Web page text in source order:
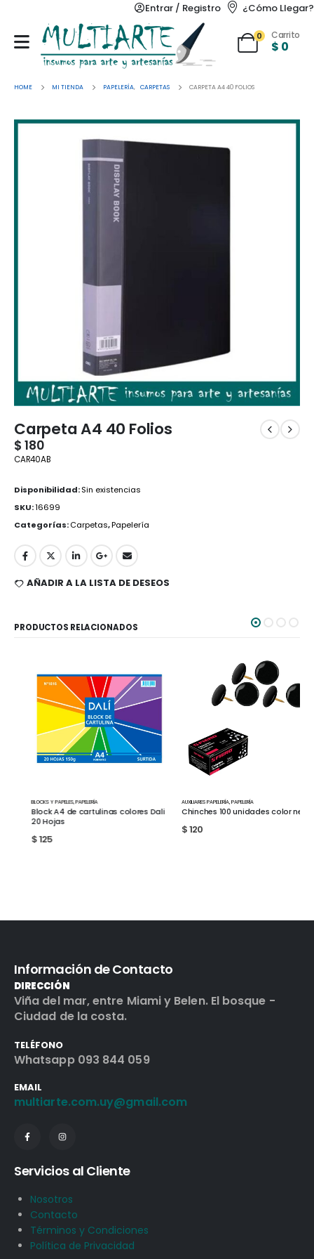
Entrar / Registro ¿Cómo Llegar?
0 Carrito
$ 0
HOME MI TIENDA PAPELERÍA, CARPETAS CARPETA A4 40 FOLIOS
Carpeta A4 40 Folios
$ 180
CAR40AB
Disponibilidad:Sin existencias
SKU:16699
Categorías:Carpetas,Papelería
AÑADIR A LA LISTA DE DESEOS
PRODUCTOS RELACIONADOS
BLOCKS Y PAPELES,PAPELERÍA
Block A4 de cartulinas colores Dali
20 Hojas
125
AUXILIARES PAPELERÍA,PAPELERÍA
Chinches 100 unidades color negro
120
Información de Contacto
DIRECCIÓN
Viña del mar, entre Miami y Belen. El bosque -
Ciudad de la costa.
TELÉFONO
Whatsapp 093 844 059
EMAIL
multiarte.com.uy@gmail.com
Servicios al Cliente
Nosotros
Contacto
Términos y Condiciones
Política de Privacidad